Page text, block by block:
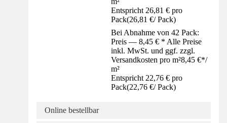
Entspricht 26,81 € pro
Pack(26,81 €/ Pack)
Bei Abnahme von 42 Pack:
Preis — 8,45 € * Alle Preise
inkl. MwSt. und ggf. zzgl.
Versandkosten pro m²8,45 €*/
m²
Entspricht 22,76 € pro
Pack(22,76 €/ Pack)
Online bestellbar